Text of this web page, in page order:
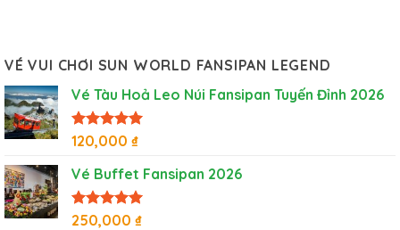
VÉ VUI CHƠI SUN WORLD FANSIPAN LEGEND
Vé Tàu Hoả Leo Núi Fansipan Tuyến Đỉnh 2026
Được xếp
hạng
sao
120,000 ₫
Vé Buffet Fansipan 2026
Được xếp
250,000 ₫